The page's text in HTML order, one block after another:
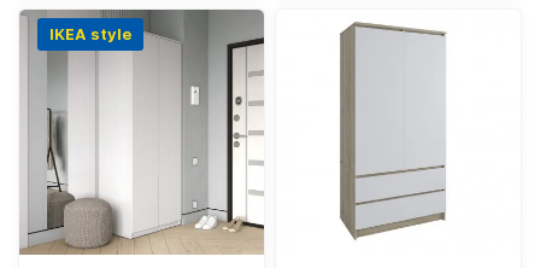
IKEA style